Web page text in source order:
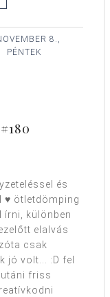
8.,
PÉNTEK
és
♥ ötletdömping
írni, különben
elalvás
csak
jó volt... :D fel
utáni friss